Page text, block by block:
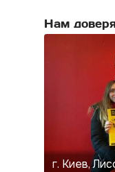
Нам
г. Киев,